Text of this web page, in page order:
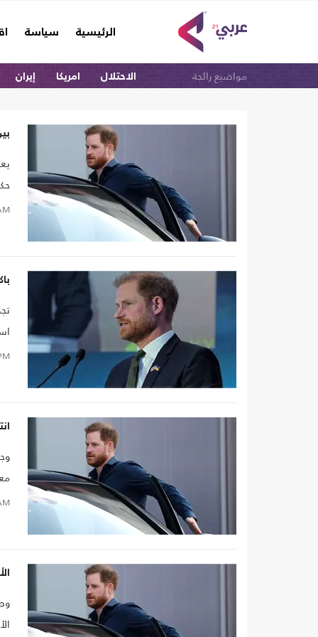
الرئيسية
(current) سياسة
مواضيع رائجة الاحتلال امريكا إيران